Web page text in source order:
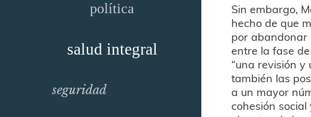
política
salud integral
seguridad
Sin embargo,
hecho de que
por abandonar
entre la fase
“una revisión
también las
a un mayor
cohesión